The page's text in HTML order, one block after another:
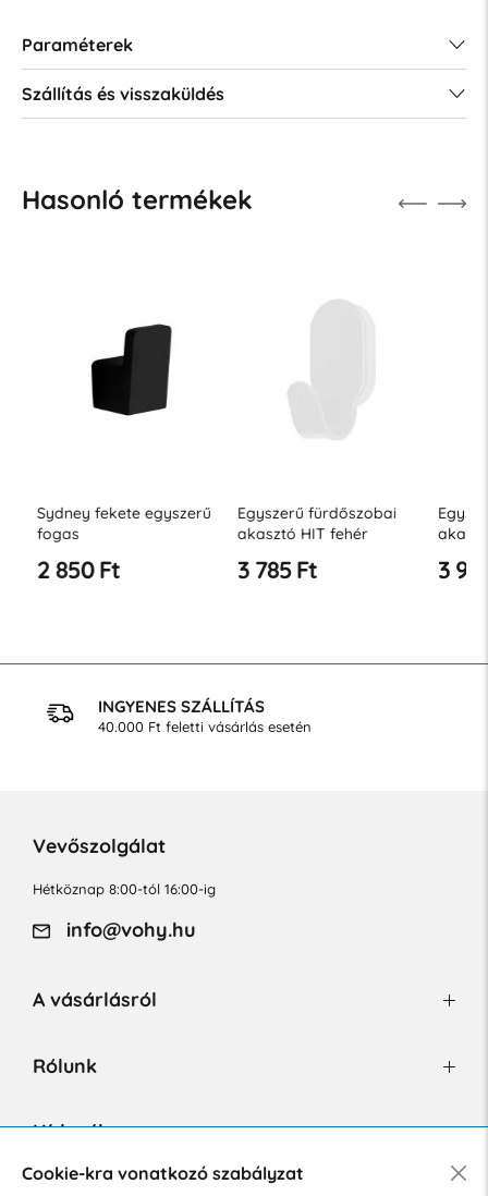
Paraméterek
Szállítás és visszaküldés
Hasonló termékek
Sydney fekete egyszerű
fogas
2 850 Ft
Egyszerű fürdőszobai
akasztó HIT fehér
3 785 Ft 3 964
INGYENES SZÁLLÍTÁS
40.000 Ft feletti vásárlás esetén
Vevőszolgálat
Hétköznap 8:00-tól 16:00-ig
info@vohy.hu
A vásárlásról
Rólunk
Hírlevél
Cookie-kra vonatkozó szabályzat